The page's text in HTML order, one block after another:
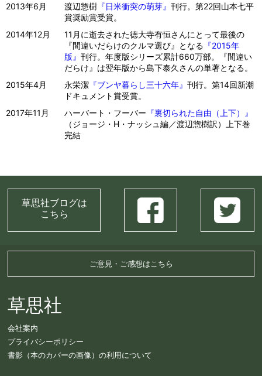
2013年6月
渡辺惣樹 『日米衝突の萌芽』 刊行。第22回山本七平
賞奨励賞受賞。
2014年12月
11月に逝去された徳大寺有恒さんにとって最後の
『間違いだらけのクルマ選び』となる 『2015年
版』 刊行。年度版シリーズ累計660万部。『間違い
だらけ』は翌年版から島下泰久さんの単著となる。
2015年4月
永栄潔 『ブンヤ暮らし三十六年』 刊行。第14回新潮
ドキュメント賞受賞。
2017年11月
ハーバート・フーバー 『裏切られた自由（上下）』
（ジョージ・H・ナッシュ編／渡辺惣樹訳）上下巻
完結
草思社ブログは
こちら
ご意見・ご感想はこちら
草思社
会社案内
プライバシーポリシー
書影（本のカバーの画像）の利用について